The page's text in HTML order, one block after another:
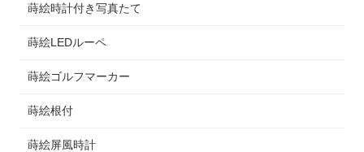
蒔絵時計付き写真たて
蒔絵LEDルーペ
蒔絵ゴルフマーカー
蒔絵根付
蒔絵屏風時計